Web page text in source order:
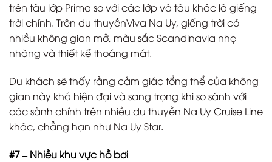
trên tàu lớp Prima so với các lớp và tàu khác là giếng
trời chính. Trên du thuyềnViva Na Uy, giếng trời có
nhiều không gian mở, màu sắc Scandinavia nhẹ
nhàng và thiết kế thoáng mát.
Du khách sẽ thấy rằng cảm giác tổng thể của không
gian này khá hiện đại và sang trọng khi so sánh với
các sảnh chính trên nhiều du thuyền Na Uy Cruise Line
khác, chẳng hạn như Na Uy Star.
#7 – Nhiều khu vực hồ bơi